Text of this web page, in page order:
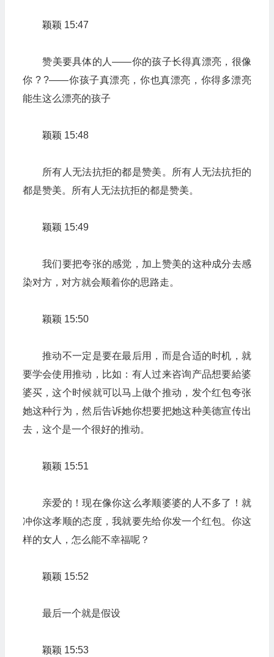
颖颖 15:47
赞美要具体的人——你的孩子长得真漂亮，很像
你 ? ?——你孩子真漂亮，你也真漂亮，你得多漂亮
能生这么漂亮的孩子
颖颖 15:48
所有人无法抗拒的都是赞美。所有人无法抗拒的
都是赞美。所有人无法抗拒的都是赞美。
颖颖 15:49
我们要把夸张的感觉，加上赞美的这种成分去感
染对方，对方就会顺着你的思路走。
颖颖 15:50
推动不一定是要在最后用，而是合适的时机，就
要学会使用推动，比如：有人过来咨询产品想要給婆
婆买，这个时候就可以马上做个推动，发个红包夸张
她这种行为，然后告诉她你想要把她这种美德宣传出
去，这个是一个很好的推动。
颖颖 15:51
亲爱的！现在像你这么孝顺婆婆的人不多了！就
冲你这孝顺的态度，我就要先给你发一个红包。你这
样的女人，怎么能不幸福呢？
颖颖 15:52
最后一个就是假设
颖颖 15:53